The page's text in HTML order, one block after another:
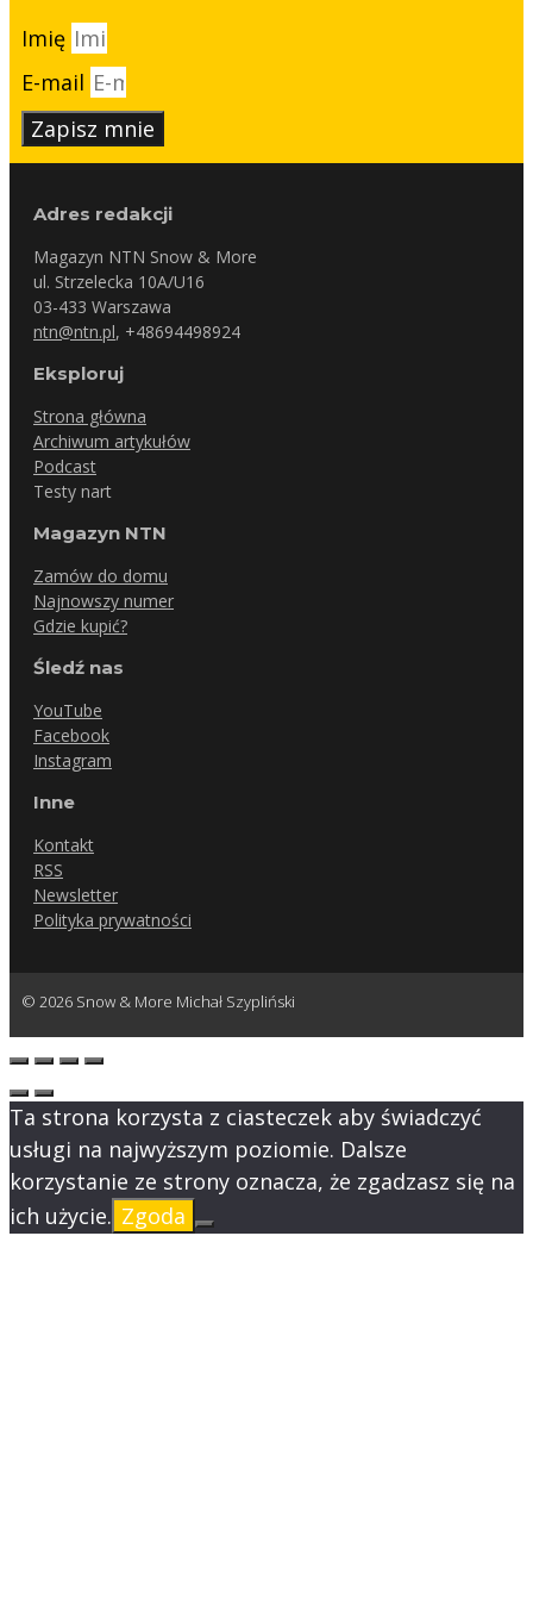
Imię
E-mail
Zapisz mnie
Adres redakcji
Magazyn NTN Snow & More
ul. Strzelecka 10A/U16
03-433 Warszawa
ntn@ntn.pl, +48694498924
Eksploruj
Strona główna
Archiwum artykułów
Podcast
Testy nart
Magazyn NTN
Zamów do domu
Najnowszy numer
Gdzie kupić?
Śledź nas
YouTube
Facebook
Instagram
Inne
Kontakt
RSS
Newsletter
Polityka prywatności
© 2026 Snow & More Michał Szypliński
Ta strona korzysta z ciasteczek aby świadczyć
usługi na najwyższym poziomie. Dalsze
korzystanie ze strony oznacza, że zgadzasz się na
ich użycie. Zgoda